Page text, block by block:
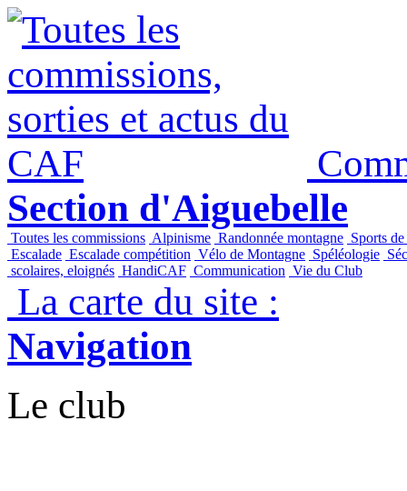
Section d'Aiguebelle
Toutes les commissions Alpinisme Randonnée montagne Sports
Escalade Escalade compétition Vélo de Montagne Spéléologie
scolaires, eloignés HandiCAF Communication Vie du Club
La carte du site :
Navigation
Le club